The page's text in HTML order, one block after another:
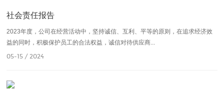
社会责任报告
2023年度，公司在经营活动中，坚持诚信、互利、平等的原则，在追求经济效
益的同时，积极保护员工的合法权益，诚信对待供应商...
05-15 / 2024